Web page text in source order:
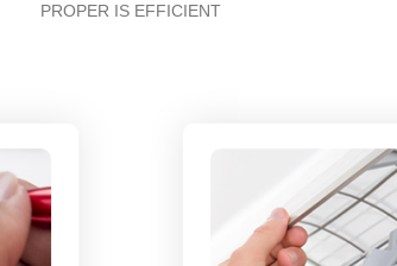
PROPER IS EFFICIENT